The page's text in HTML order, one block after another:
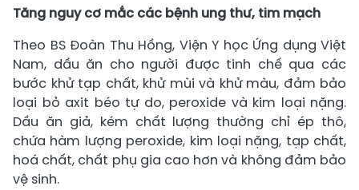
Tăng nguy cơ mắc các bệnh ung thư, tim mạch
Theo BS Đoàn Thu Hồng, Viện Y học Ứng dụng Việt
Nam, dầu ăn cho người được tinh chế qua các
bước khử tạp chất, khử mùi và khử màu, đảm bảo
loại bỏ axit béo tự do, peroxide và kim loại nặng.
Dầu ăn giả, kém chất lượng thường chỉ ép thô,
chứa hàm lượng peroxide, kim loại nặng, tạp chất,
hoá chất, chất phụ gia cao hơn và không đảm bảo
vệ sinh.